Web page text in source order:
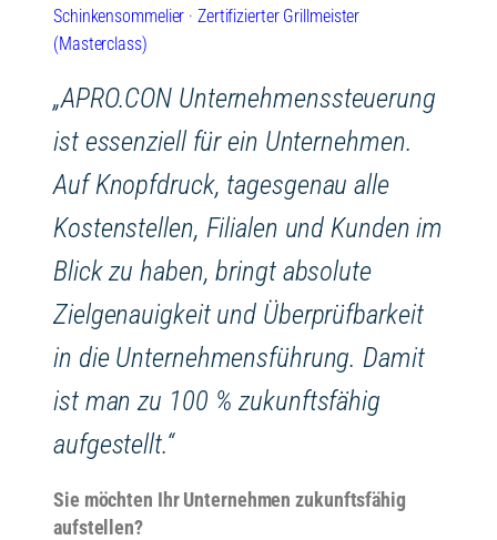
Schinkensommelier · Zertifizierter Grillmeister
(Masterclass)
„APRO.CON Unternehmenssteuerung
ist essenziell für ein Unternehmen.
Auf Knopfdruck, tagesgenau alle
Kostenstellen, Filialen und Kunden im
Blick zu haben, bringt absolute
Zielgenauigkeit und Überprüfbarkeit
in die Unternehmensführung. Damit
ist man zu 100 % zukunftsfähig
aufgestellt.“
Sie möchten Ihr Unternehmen zukunftsfähig
aufstellen?